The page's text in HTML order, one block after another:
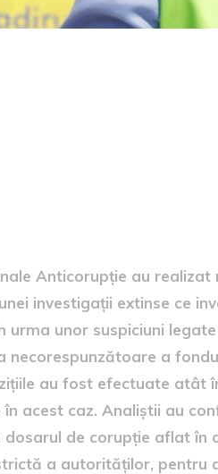
Anticorupție au
investigații extinse ce
urma unor suspiciuni
necorespunzătoare a
au fost efectuate atât
acest caz. Analiștii au
de corupție aflat în
a autorităților,